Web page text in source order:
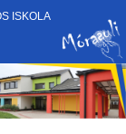
ISKOLA